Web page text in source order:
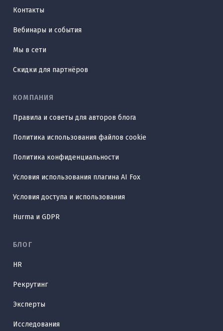
Контакты
Вебинары и события
Мы в сети
Скидки для партнёров
КОМПАНИЯ
Правила и советы для авторов блога
Политика использования файлов cookie
Политика конфиденциальности
Условия использования плагина AI Fox
Условия доступа и использования
Hurma и GDPR
БЛОГ
HR
Рекрутинг
Эксперты
Исследования